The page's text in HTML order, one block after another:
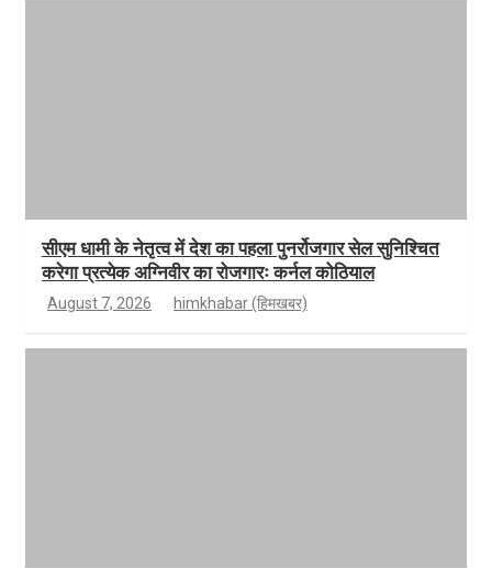
सीएम धामी के नेतृत्व में देश का पहला पुनर्रोजगार सेल सुनिश्चित
करेगा प्रत्येक अग्निवीर का रोजगारः कर्नल कोठियाल
August 7, 2026 himkhabar (हिमखबर)